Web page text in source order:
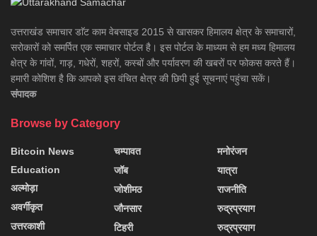
उत्तराखंड समाचार डाॅट काम वेबसाइड 2015 से खासकर हिमालय क्षेत्र के समाचारों,
सरोकारों को समर्पित एक समाचार पोर्टल है। इस पोर्टल के माध्यम से हम मध्य हिमालय
क्षेत्र के गांवों, गाड़, गधेरों, शहरों, कस्बों और पर्यावरण की खबरों पर फोकस करते हैं।
हमारी कोशिश है कि आपको इस वंचित क्षेत्र की छिपी हुई सूचनाएं पहुंचा सकें।
संपादक
Browse by Category
Bitcoin News
Education
अल्मोड़ा
अवर्गीकृत
उत्तरकाशी
चम्पावत
जॉब
जोशीमठ
जौनसार
टिहरी
मनोरंजन
यात्रा
राजनीति
रुद्रप्रयाग
रुद्रप्रयाग